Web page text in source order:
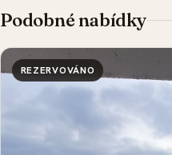
Podobné nabídky
REZERVOVÁNO